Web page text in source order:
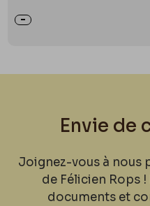
Envie de
Joignez-vous à nous
de Félicien Rops
documents et